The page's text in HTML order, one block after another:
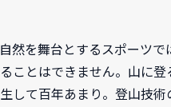
然を舞台とするスポーツで
ことはできません。山に登
して百年あまり。登山技術